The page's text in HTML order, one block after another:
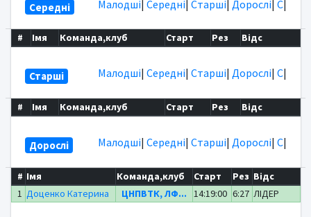
Середні Малодші| Середні| Старші| Дорослі| C|
# Імя Команда,клуб Старт Рез Відс
Старші Малодші| Середні| Старші| Дорослі| C|
# Імя Команда,клуб Старт Рез Відс
Дорослі Малодші| Середні| Старші| Дорослі| C|
# Імя Команда,клуб Старт Рез Відс
1 Доценко Катерина ЦНПВТК, ЛФ... 14:19:00 6:27 ЛІДЕР